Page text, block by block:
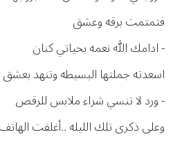
فتمتمت برقه وعشق
- ادامك الله نعمه بحياتي كنان
اسعدته جملتها البسيطه وتنهد
- ورد لا تنسي شراء ملابس للرقص
وعلى ذكرى تلك الليله ..أغلقت